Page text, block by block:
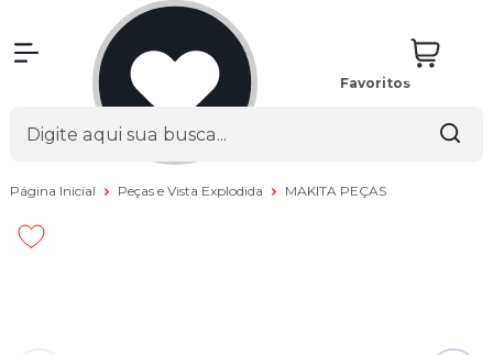
Favoritos
Página Inicial Peças e Vista Explodida MAKITA PEÇAS